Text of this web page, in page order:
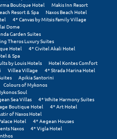
Boutique Hotel
Makis Inn Resort
Resort & Spa
Naxos Beach Hotel
4* Canvas by Mitsis Family Village
Dome
Garden Suites
Theros Luxury Suites
Hotel
4* Civitel Akali Hotel
& Spa
by Louis Hotels
Hotel Kontes Comfort
Villea Village
4* Strada Marina Hotel
Apikia Santorini
Colours of Mykonos
Soul
Sea Villas
4* White Harmony Suites
Boutique Hotel
4* Art Hotel
of Naxos Hotel
Hotel
4* Aegean Houses
Naxos
4* Vigla Hotel